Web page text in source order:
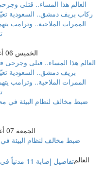
الخميس 06 أغسطس 2026 11:27 مساءً
العالم هذا المساء.. قتلى
بريف دمشق.. السعودية
الممرات الملاحية.. وترامب
الجمعة 07 أغسطس 2026 03:12 صباحاً
ضبط مخالف لنظام البيئة في
العالم